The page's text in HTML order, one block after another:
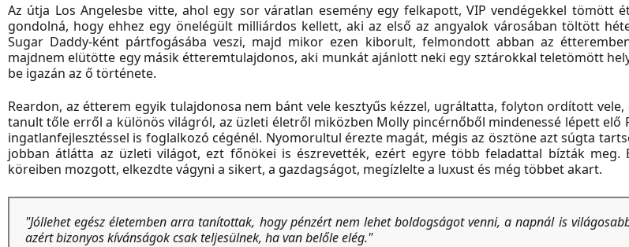
Az útja Los Angelesbe vitte, ahol egy sor váratlan esemény egy felkapott, VIP vendégekkel tömött
gondolná, hogy ehhez egy önelégült milliárdos kellett, aki az első az angyalok városában töltött
Sugar Daddy-ként pártfogásába veszi, majd mikor ezen kiborult, felmondott abban az
majdnem elütötte egy másik étteremtulajdonos, aki munkát ajánlott neki egy sztárokkal teletömött
be igazán az ő története.
Reardon, az étterem egyik tulajdonosa nem bánt vele kesztyűs kézzel, ugráltatta, folyton ordított
tanult tőle erről a különös világról, az üzleti életről miközben Molly pincérnőből mindenessé lépett elő
ingatlanfejlesztéssel is foglalkozó cégénél. Nyomorultul érezte magát, mégis az ösztöne azt súgta
jobban átlátta az üzleti világot, ezt főnökei is észrevették, ezért egyre több feladattal bízták meg.
köreiben mozgott, elkezdte vágyni a sikert, a gazdagságot, megízlelte a luxust és még többet akart.
"Jóllehet egész életemben arra tanítottak, hogy pénzért nem lehet boldogságot venni, a napnál is
azért bizonyos kívánságok csak teljesülnek, ha van belőle elég."